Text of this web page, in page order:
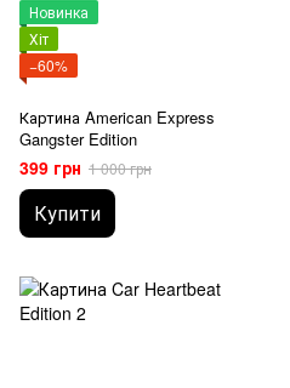
Новинка
Хіт
−60%
Картина American Express
Gangster Edition
399 грн 1 000 грн
Купити